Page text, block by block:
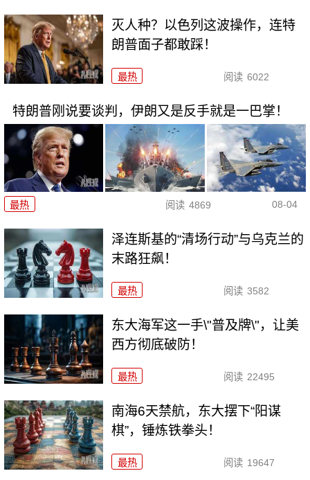
灭人种？以色列这波操作，连特
朗普面子都敢踩！
最热 阅读 6022
特朗普刚说要谈判，伊朗又是反手就是一巴掌！
最热 阅读 4869 08-04
泽连斯基的“清场行动”与乌克兰的
末路狂飙！
最热 阅读 3582
东大海军这一手\"普及牌\"，让美
西方彻底破防！
最热 阅读 22495
南海6天禁航，东大摆下“阳谋
棋”，锤炼铁拳头！
最热 阅读 19647